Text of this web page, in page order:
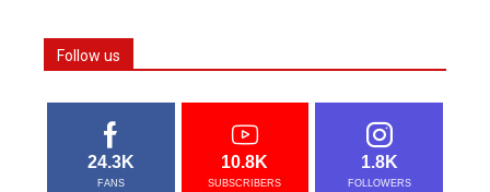
Follow us
24.3K
FANS
10.8K
SUBSCRIBERS
1.8K
FOLLOWERS